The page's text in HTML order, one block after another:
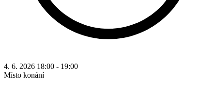
4. 6. 2026 18:00 - 19:00
Místo konání